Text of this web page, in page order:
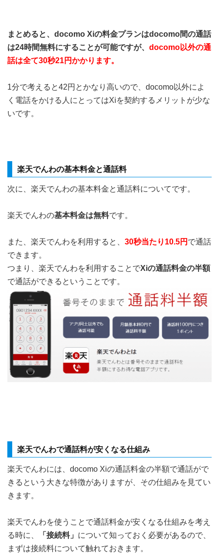
まとめると、docomo Xiの料金プランはdocomo間の通話
は24時間無料にすることが可能ですが、 docomo以外の通
話は全て30秒21円かかります。
1分で考えると42円とかなり高いので、docomo以外によ
く電話をかける人にとってはXiを契約するメリットが少な
いです。
楽天でんわの基本料金と通話料
次に、楽天でんわの基本料金と通話料についてです。
楽天でんわの基本料金は無料です。
また、楽天でんわを利用すると、 30秒当たり10.5円 で通話
できます。
つまり、楽天でんわを利用することでXiの通話料金の半額
で通話ができるということです。
楽天でんわで通話料が安くなる仕組み
楽天でんわには、docomo Xiの通話料金の半額で通話がで
きるという大きな特徴がありますが、その仕組みを見てい
きます。
楽天でんわを使うことで通話料金が安くなる仕組みを考え
る時に、
「接続料」 について知っておく必要があるので、
まずは接続料について触れておきます。